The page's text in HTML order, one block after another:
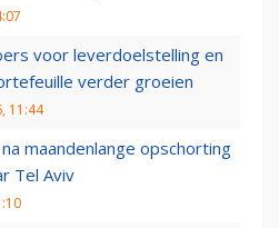
voor leverdoelstelling en
verder groeien
11:44
maandenlange opschorting
Tel Aviv